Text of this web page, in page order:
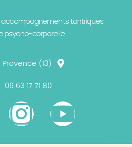
accompagnements tantriques
psycho-corporelle
Provence (13)
06 63 17 71 80